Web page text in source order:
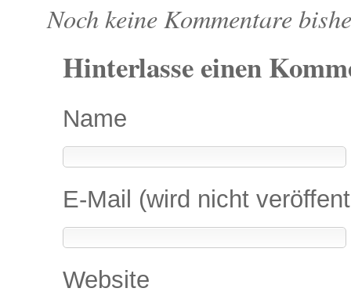
Noch keine Kommentare
Hinterlasse einen
Name
E-Mail (wird nicht
Website